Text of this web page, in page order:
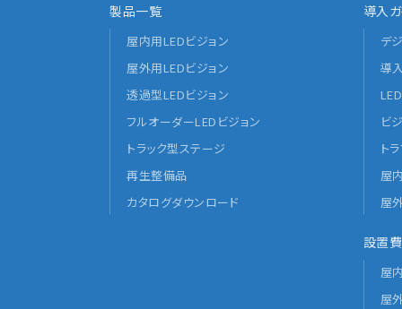
製品一覧
屋内用LEDビジョン
屋外用LEDビジョン
透過型LEDビジョン
フルオーダーLEDビジョン
トラック型ステージ
再生整備品
カタログダウンロード
導入
デ
導
ビ
ト
屋
屋
設置
屋
屋